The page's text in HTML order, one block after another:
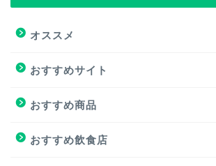
オススメ
おすすめサイト
おすすめ商品
おすすめ飲食店